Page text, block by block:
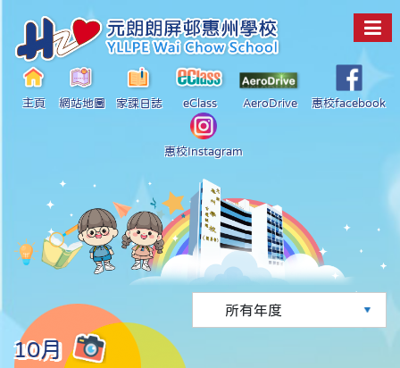
主頁 網站地圖 家課日誌 eClass AeroDrive 惠校facebook
惠校Instagram
10月